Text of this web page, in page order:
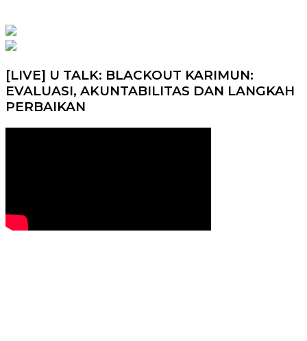
[LIVE] U TALK: BLACKOUT KARIMUN:
EVALUASI, AKUNTABILITAS DAN LANGKAH
PERBAIKAN